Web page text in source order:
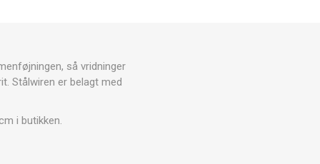
så vridninger
Stålwiren er belagt med
i butikken.